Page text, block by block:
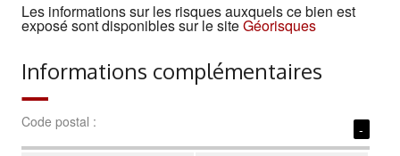
Les informations sur les risques auxquels ce bien est
exposé sont disponibles sur le siteGéorisques
Informations complémentaires
Code postal : -